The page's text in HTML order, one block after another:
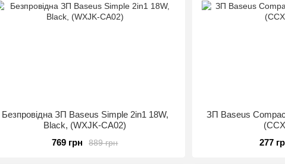
Безпровідна ЗП Baseus Simple 2in1 18W,
Black, (WXJK-CA02)
889 грн
769 грн
ЗП Baseus
277